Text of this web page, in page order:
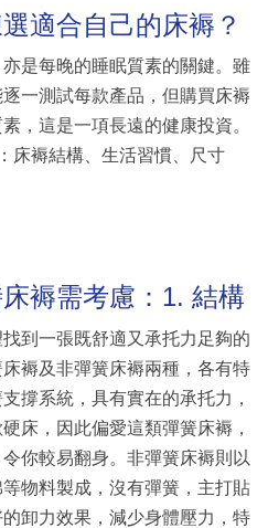
適合自己的床褥？
是每晚的睡眠質素的關鍵。雖
一測試每款產品，但購買床褥
，這是一項長遠的健康投資。
床褥結構、生活習慣、尺寸
褥需考慮：1. 結構
到一張既舒適又承托力足夠的
褥及非彈簧床褥兩種，各有特
撐系統，具有實在的承托力，
床，因此偏愛這類彈簧床褥，
你較易翻身。非彈簧床褥則以
物料製成，沒有彈簧，主打貼
卸力效果，減少身體壓力，特